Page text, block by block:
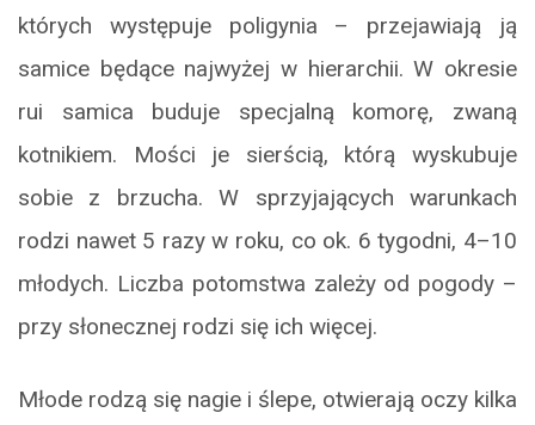
których występuje poligynia – przejawiają ją
samice będące najwyżej w hierarchii. W okresie
rui samica buduje specjalną komorę, zwaną
kotnikiem. Mości je sierścią, którą wyskubuje
sobie z brzucha. W sprzyjających warunkach
rodzi nawet 5 razy w roku, co ok. 6 tygodni, 4–10
młodych. Liczba potomstwa zależy od pogody –
przy słonecznej rodzi się ich więcej.
Młode rodzą się nagie i ślepe, otwierają oczy kilka